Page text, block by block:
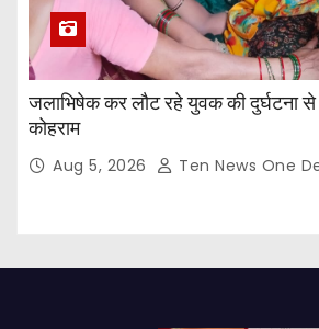
जलाभिषेक कर लौट रहे युवक की दुर्घटना से
कोहराम
Aug 5, 2026 Ten News One